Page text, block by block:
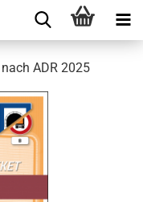
ADR 2025